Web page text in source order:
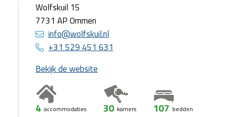
Wolfskuil 15
7731 AP Ommen
info@wolfskuil.nl
+31 529 451 631
Bekijk de website
4 accommodaties 30 kamers 107 bedden